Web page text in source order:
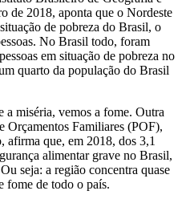
de 2018, aponta que o Nordeste
de pobreza do Brasil, o
No Brasil todo, foram
em situação de pobreza no
quarto da população do Brasil
a miséria, vemos a fome. Outra
Orçamentos Familiares (POF),
afirma que, em 2018, dos 3,1
alimentar grave no Brasil,
seja: a região concentra quase
fome de todo o país.